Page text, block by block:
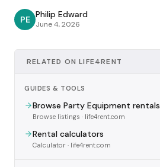
PE Philip Edward
June 4, 2026
RELATED ON LIFE4RENT
GUIDES & TOOLS
Browse Party Equipment rentals
Browse listings · life4rent.com
Rental calculators
Calculator · life4rent.com